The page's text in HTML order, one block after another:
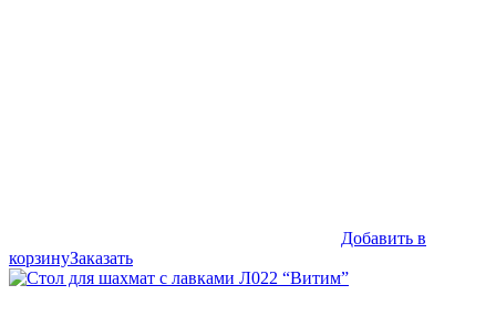
Добавить в
корзинуЗаказать